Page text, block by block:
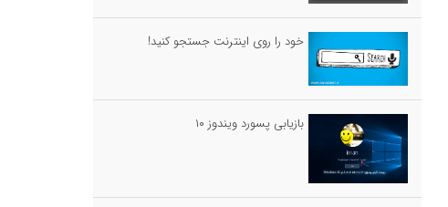
خود را روی اینترنت جستجو کنید!
بازیابی پسورد ویندوز ۱۰